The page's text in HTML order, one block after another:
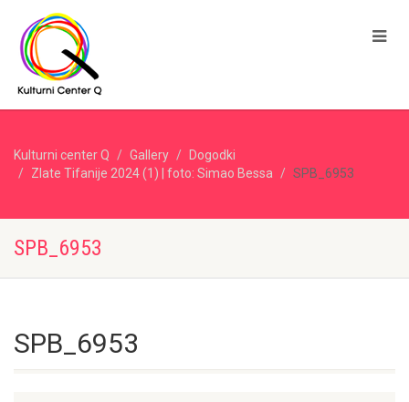
Kulturni center Q Gallery
Dogodki
Zlate Tifanije 2024 (1) | foto: Simao Bessa
SPB_6953
SPB_6953
SPB_6953